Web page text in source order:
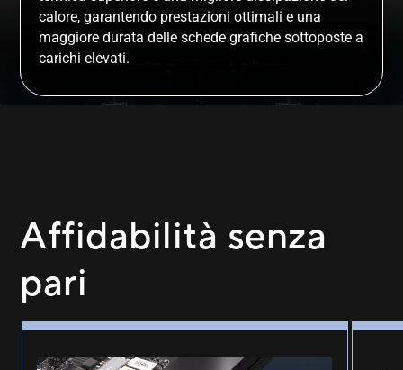
calore, garantendo prestazioni ottimali e una
maggiore durata delle schede grafiche sottoposte a
carichi elevati.
Affidabilità senza
pari
Protezione GPU che applica l'adesivo ai quattro angoli della GPU